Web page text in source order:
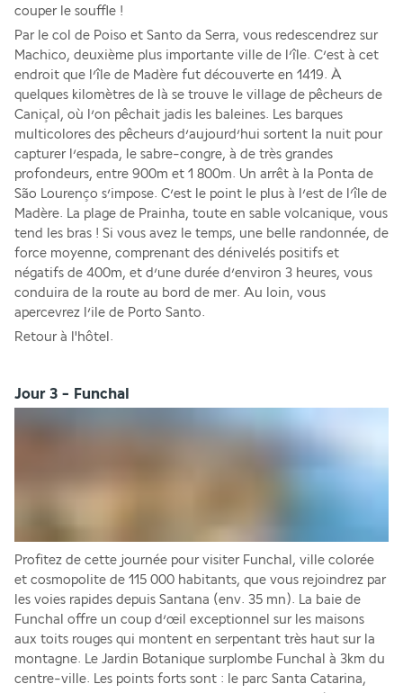
couper le souffle !
Par le col de Poiso et Santo da Serra, vous redescendrez sur
Machico, deuxième plus importante ville de l’île. C’est à cet
endroit que l’île de Madère fut découverte en 1419. À
quelques kilomètres de là se trouve le village de pêcheurs de
Caniçal, où l’on pêchait jadis les baleines. Les barques
multicolores des pêcheurs d’aujourd’hui sortent la nuit pour
capturer l’espada, le sabre-congre, à de très grandes
profondeurs, entre 900m et 1 800m. Un arrêt à la Ponta de
São Lourenço s’impose. C’est le point le plus à l’est de l’île de
Madère. La plage de Prainha, toute en sable volcanique, vous
tend les bras ! Si vous avez le temps, une belle randonnée, de
force moyenne, comprenant des dénivelés positifs et
négatifs de 400m, et d’une durée d’environ 3 heures, vous
conduira de la route au bord de mer. Au loin, vous
apercevrez l’ile de Porto Santo.
Retour à l'hôtel.
Jour 3 - Funchal
Profitez de cette journée pour visiter Funchal, ville colorée
et cosmopolite de 115 000 habitants, que vous rejoindrez par
les voies rapides depuis Santana (env. 35 mn). La baie de
Funchal offre un coup d’œil exceptionnel sur les maisons
aux toits rouges qui montent en serpentant très haut sur la
montagne. Le Jardin Botanique surplombe Funchal à 3km du
centre-ville. Les points forts sont : le parc Santa Catarina,